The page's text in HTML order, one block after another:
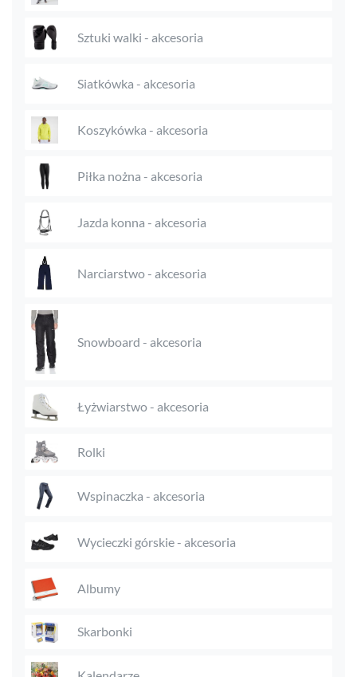
Sztuki walki - akcesoria
Siatkówka - akcesoria
Koszykówka - akcesoria
Piłka nożna - akcesoria
Jazda konna - akcesoria
Narciarstwo - akcesoria
Snowboard - akcesoria
Łyżwiarstwo - akcesoria
Rolki
Wspinaczka - akcesoria
Wycieczki górskie - akcesoria
Albumy
Skarbonki